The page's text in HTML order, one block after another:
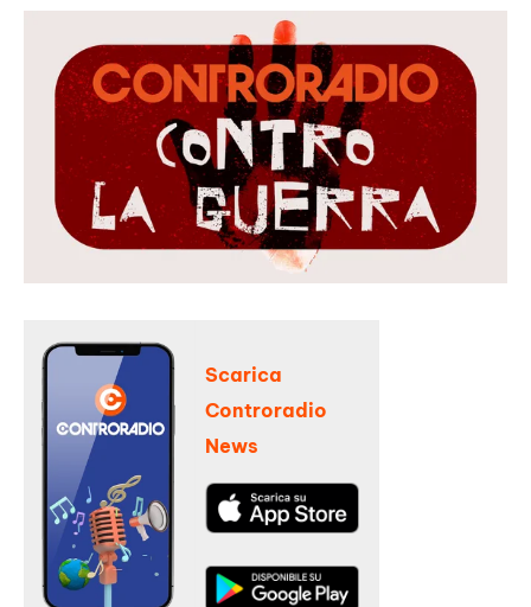
Scarica
Controradio
News